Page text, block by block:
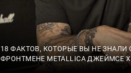
18 ФАКТОВ, КОТОРЫЕ ВЫ НЕ ЗНАЛИ
ФРОНТМЕНЕ METALLICA ДЖЕЙМСЕ